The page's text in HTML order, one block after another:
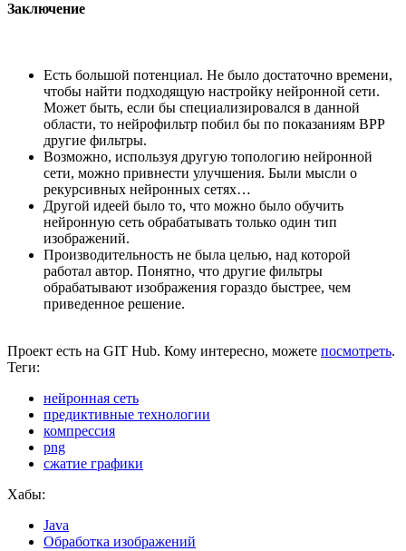
Заключение
Есть большой потенциал. Не было достаточно времени,
чтобы найти подходящую настройку нейронной сети.
Может быть, если бы специализировался в данной
области, то нейрофильтр побил бы по показаниям BPP
другие фильтры.
Возможно, используя другую топологию нейронной
сети, можно привнести улучшения. Были мысли о
рекурсивных нейронных сетях…
Другой идеей было то, что можно было обучить
нейронную сеть обрабатывать только один тип
изображений.
Производительность не была целью, над которой
работал автор. Понятно, что другие фильтры
обрабатывают изображения гораздо быстрее, чем
приведенное решение.
Проект есть на GIT Hub. Кому интересно, можете посмотреть.
Теги:
нейронная сеть
предиктивные технологии
компрессия
png
сжатие графики
Хабы:
Java
Обработка изображений